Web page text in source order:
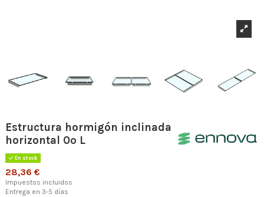
Estructura hormigón inclinada
horizontal 0º L
En stock
28,36 €
Impuestos incluidos
Entrega en 3-5 días